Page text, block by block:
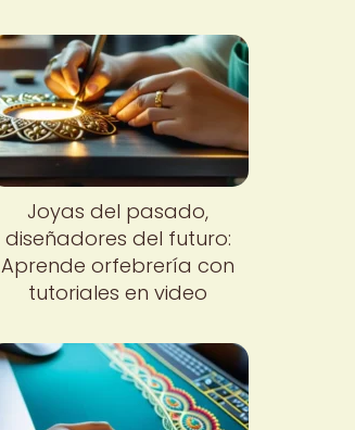
Joyas del pasado,
diseñadores del futuro:
Aprende orfebrería con
tutoriales en video